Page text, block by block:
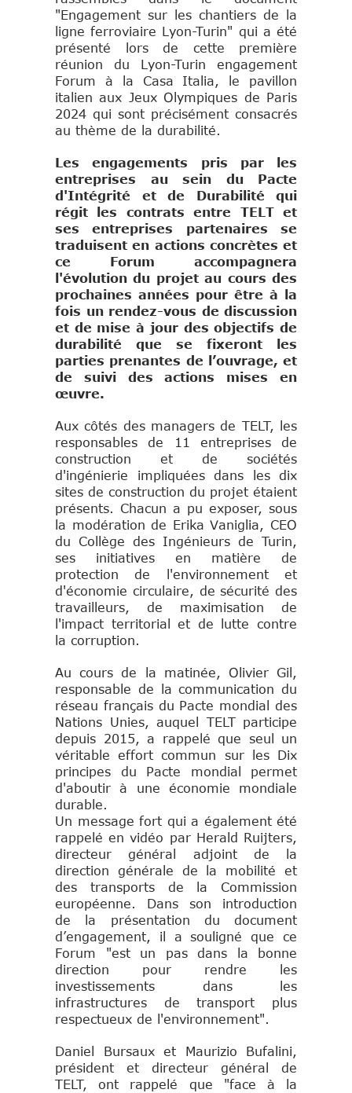
"Engagement sur les chantiers de la
ligne ferroviaire Lyon-Turin" qui a été
présenté lors de cette première
réunion du Lyon-Turin engagement
Forum à la Casa Italia, le pavillon
italien aux Jeux Olympiques de Paris
2024 qui sont précisément consacrés
au thème de la durabilité.
Les engagements pris par les
entreprises au sein du Pacte
d'Intégrité et de Durabilité qui
régit les contrats entre TELT et
ses entreprises partenaires se
traduisent en actions concrètes et
ce Forum accompagnera
l'évolution du projet au cours des
prochaines années pour être à la
fois un rendez-vous de discussion
et de mise à jour des objectifs de
durabilité que se fixeront les
parties prenantes de l’ouvrage, et
de suivi des actions mises en
œuvre.
Aux côtés des managers de TELT, les
responsables de 11 entreprises de
construction et de sociétés
d'ingénierie impliquées dans les dix
sites de construction du projet étaient
présents. Chacun a pu exposer, sous
la modération de Erika Vaniglia, CEO
du Collège des Ingénieurs de Turin,
ses initiatives en matière de
protection de l'environnement et
d'économie circulaire, de sécurité des
travailleurs, de maximisation de
l'impact territorial et de lutte contre
la corruption.
Au cours de la matinée, Olivier Gil,
responsable de la communication du
réseau français du Pacte mondial des
Nations Unies, auquel TELT participe
depuis 2015, a rappelé que seul un
véritable effort commun sur les Dix
principes du Pacte mondial permet
d'aboutir à une économie mondiale
durable.
Un message fort qui a également été
rappelé en vidéo par Herald Ruijters,
directeur général adjoint de la
direction générale de la mobilité et
des transports de la Commission
européenne. Dans son introduction
de la présentation du document
d’engagement, il a souligné que ce
Forum "est un pas dans la bonne
direction pour rendre les
investissements dans les
infrastructures de transport plus
respectueux de l'environnement".
Daniel Bursaux et Maurizio Bufalini,
président et directeur général de
TELT, ont rappelé que "face à la